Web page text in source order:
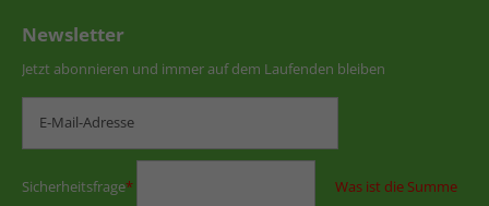
Newsletter
Jetzt abonnieren und immer auf dem Laufenden bleiben
Sicherheitsfrage* Was ist die Summe